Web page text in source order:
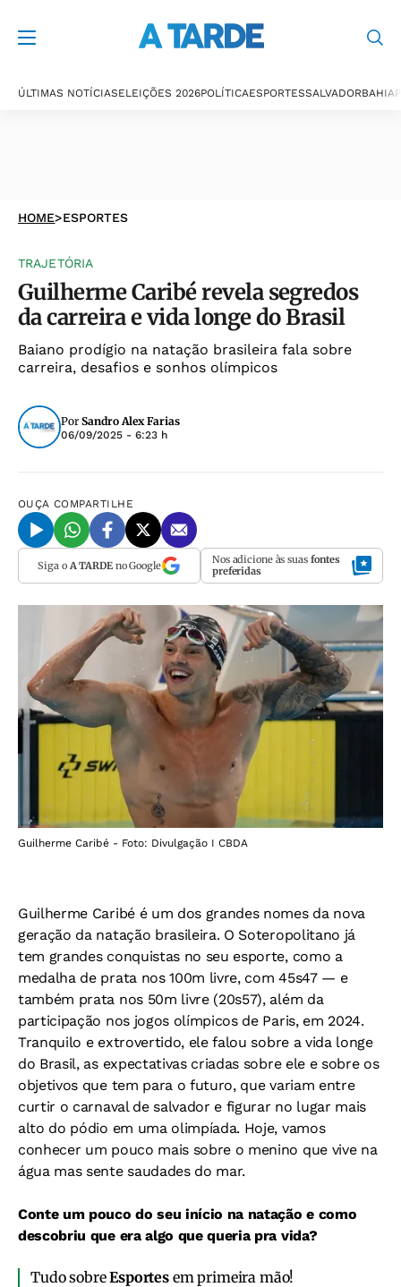
ÚLTIMAS NOTÍCIASELEIÇÕES 2026POLÍTICAESPORTESSALVADORBAHIA
HOME>ESPORTES
TRAJETÓRIA
Guilherme Caribé revela segredos
da carreira e vida longe do Brasil
Baiano prodígio na natação brasileira fala sobre
carreira, desafios e sonhos olímpicos
Por Sandro Alex Farias
06/09/2025 - 6:23 h
OUÇA COMPARTILHE
Siga o A TARDEno Google Nos adicione às suas fontes
preferidas
Guilherme Caribé - Foto: Divulgação I CBDA
Guilherme Caribé é um dos grandes nomes da nova
geração da natação brasileira. O Soteropolitano já
tem grandes conquistas no seu esporte, como a
medalha de prata nos 100m livre, com 45s47 — e
também prata nos 50m livre (20s57), além da
participação nos jogos olímpicos de Paris, em 2024.
Tranquilo e extrovertido, ele falou sobre a vida longe
do Brasil, as expectativas criadas sobre ele e sobre os
objetivos que tem para o futuro, que variam entre
curtir o carnaval de salvador e figurar no lugar mais
alto do pódio em uma olimpíada. Hoje, vamos
conhecer um pouco mais sobre o menino que vive na
água mas sente saudades do mar.
Conte um pouco do seu início na natação e como
descobriu que era algo que queria pra vida?
Tudo sobreEsportesem primeira mão!